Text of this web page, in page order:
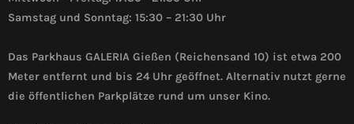
Samstag und Sonntag: 15:30 – 21:30 Uhr
Das Parkhaus GALERIA Gießen (Reichensand 10) ist etwa 200
Meter entfernt und bis 24 Uhr geöffnet. Alternativ nutzt gerne
die öffentlichen Parkplätze rund um unser Kino.